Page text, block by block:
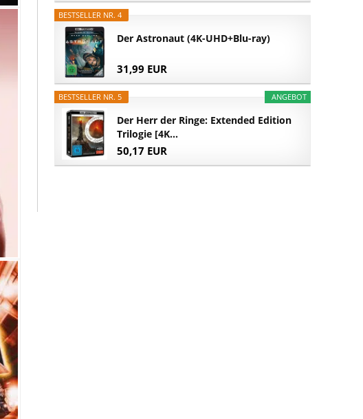
BESTSELLER NR. 4
Der Astronaut (4K-UHD+Blu-ray)
31,99 EUR
ANGEBOT
BESTSELLER NR. 5
Der Herr der Ringe: Extended Edition
Trilogie [4K...
50,17 EUR